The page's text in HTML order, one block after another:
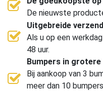
De nieuwste
Uitgebreide
Als u op een
48 uur.
Bumpers in grotere
Bij aankoop van 3
meer dan 10